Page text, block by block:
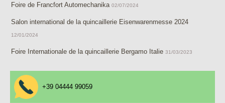
Foire de Francfort Automechanika 02/07/2024
Salon international de la quincaillerie Eisenwarenmesse 2024
12/01/2024
Foire Internationale de la quincaillerie Bergamo Italie 31/03/2023
+39 04444 99059